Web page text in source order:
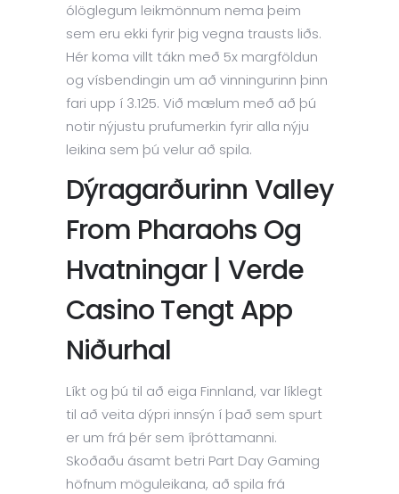
ólöglegum leikmönnum nema þeim
sem eru ekki fyrir þig vegna trausts liðs.
Hér koma villt tákn með 5x margföldun
og vísbendingin um að vinningurinn þinn
fari upp í 3.125. Við mælum með að þú
notir nýjustu prufumerkin fyrir alla nýju
leikina sem þú velur að spila.
Dýragarðurinn Valley
From Pharaohs Og
Hvatningar | Verde
Casino Tengt App
Niðurhal
Líkt og þú til að eiga Finnland, var líklegt
til að veita dýpri innsýn í það sem spurt
er um frá þér sem íþróttamanni.
Skoðaðu ásamt betri Part Day Gaming
höfnum möguleikana, að spila frá